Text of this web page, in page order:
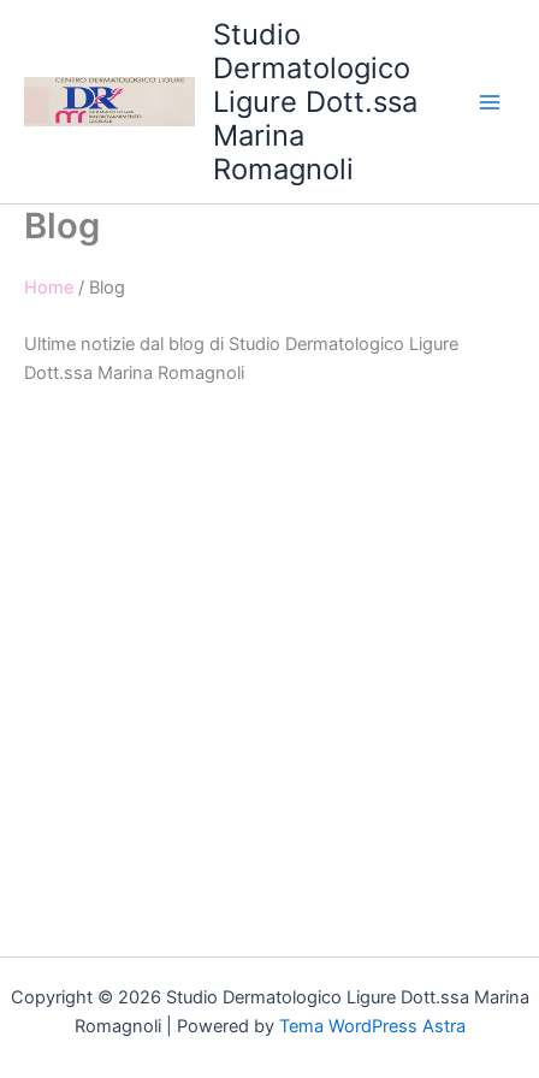
Studio
Dermatologico
Ligure Dott.ssa
Marina
Romagnoli
Blog
Home / Blog
Ultime notizie dal blog di Studio Dermatologico Ligure
Dott.ssa Marina Romagnoli
Copyright © 2026 Studio Dermatologico Ligure Dott.ssa Marina
Romagnoli | Powered by Tema WordPress Astra